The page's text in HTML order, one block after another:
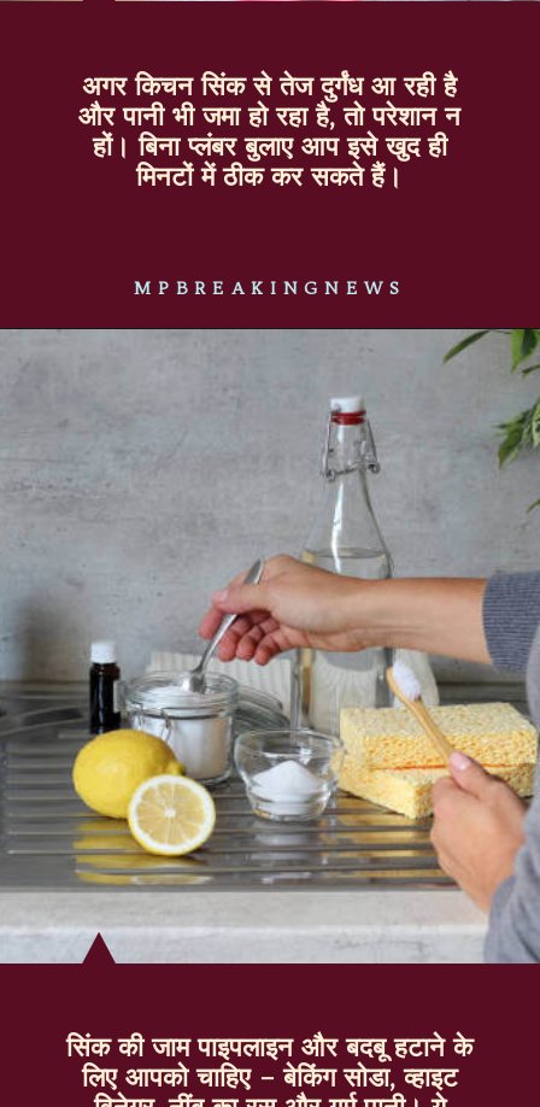
MPBREAKINGNEWS
अगर किचन सिंक से तेज दुर्गंध आ रही है
और पानी भी जमा हो रहा है, तो परेशान न
हों। बिना प्लंबर बुलाए आप इसे खुद ही
सिंक की जाम पाइपलाइन और बदबू हटाने के
लिए आपको चाहिए – बेकिंग सोडा, व्हाइट